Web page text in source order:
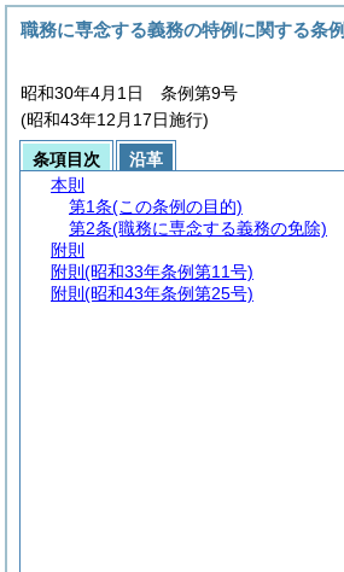
職務に専念する義務の特例に関する条例
昭和30年4月1日 条例第9号
(昭和43年12月17日施行)
条項目次
沿革
本則
第1条(この条例の目的)
第2条(職務に専念する義務の免除)
附則
附則 (昭和33年条例第11号)
附則 (昭和43年条例第25号)